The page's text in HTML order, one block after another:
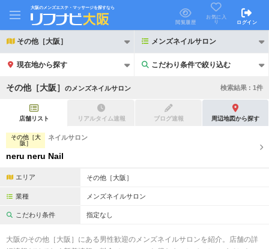
大阪のメンズエステ・マッサージを探すなら
閲覧履歴
お気に入
り
ログイン
その他［大阪］ メンズネイルサロン
現在地から探す こだわり条件で絞り込む
こだわり条件で絞り込む
21時以降も受付
初回割引あり
団体割引
その他［大阪］ の メンズネイルサロン 検索結果 : 1件
店舗リスト リアルタイム速報 ブログ速報 周辺地図から探す
その他［大
阪］
ネイルサロン
neru neru Nail
エリア その他［大阪］
業種 メンズネイルサロン
こだわり条件 指定なし
大阪のその他［大阪］にある男性歓迎のメンズネイルサロンを紹介。店舗の詳